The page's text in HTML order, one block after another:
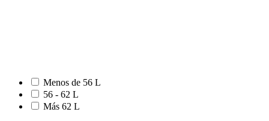
Menos de 56 L
56 - 62 L
Más 62 L